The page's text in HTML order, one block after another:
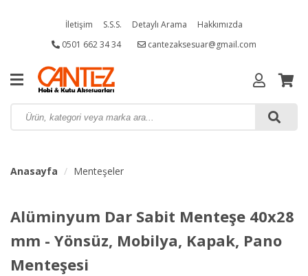
İletişim S.S.S. Detaylı Arama
Hakkımızda
0501 662 34 34
cantezaksesuar@gmail.com
Anasayfa Menteşeler
Alüminyum Dar Sabit Menteşe 40x28
mm - Yönsüz, Mobilya, Kapak, Pano
Menteşesi